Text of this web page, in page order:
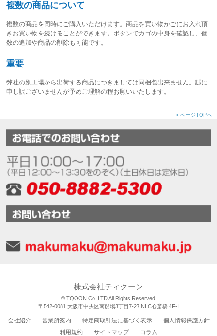
複数の商品について
複数の商品を同時にご購入いただけます。商品を買い物かごにお入れ頂
きお買い物を続けることができます。ボタンでカゴの中身を確認し、個
数の追加や商品の削除も可能です。
重要
弊社の別工場から出荷する商品につきましては同梱包出来ません。誠に
申し訳ございませんが予めご理解の程お願いいたします。
• ページTOPへ
株式会社ティクーン
© TQOON Co.,LTD All Rights Reserved.
〒542-0081 大阪市中央区南船場3丁目7-27 NLC心斎橋 4F-I
会社紹介 営業所案内 特定商取引法に基づく表示
個人情報保護方針
利用規約
サイトマップ コラム